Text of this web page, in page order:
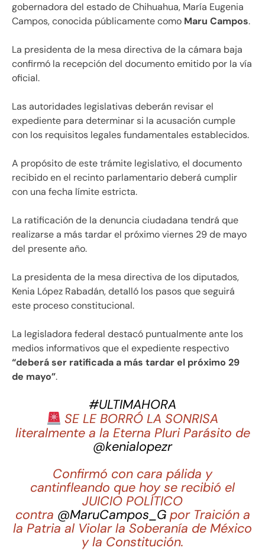
gobernadora del estado de Chihuahua, María Eugenia
Campos, conocida públicamente como Maru Campos.
La presidenta de la mesa directiva de la cámara baja
confirmó la recepción del documento emitido por la vía
oficial.
Las autoridades legislativas deberán revisar el
expediente para determinar si la acusación cumple
con los requisitos legales fundamentales establecidos.
A propósito de este trámite legislativo, el documento
recibido en el recinto parlamentario deberá cumplir
con una fecha límite estricta.
La ratificación de la denuncia ciudadana tendrá que
realizarse a más tardar el próximo viernes 29 de mayo
del presente año.
La presidenta de la mesa directiva de los diputados,
Kenia López Rabadán, detalló los pasos que seguirá
este proceso constitucional.
La legisladora federal destacó puntualmente ante los
medios informativos que el expediente respectivo
“deberá ser ratificada a más tardar el próximo 29
de mayo”.
#ULTIMAHORA
SE LE BORRÓ LA SONRISA
literalmente a la Eterna Pluri Parásito de
@kenialopezr
Confirmó con cara pálida y
cantinfleando que hoy se recibió el
JUICIO POLÍTICO
contra @MaruCampos_Gpor Traición a
la Patria al Violar la Soberanía de México
y la Constitución.